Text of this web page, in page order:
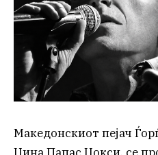
Македонскиот пејач